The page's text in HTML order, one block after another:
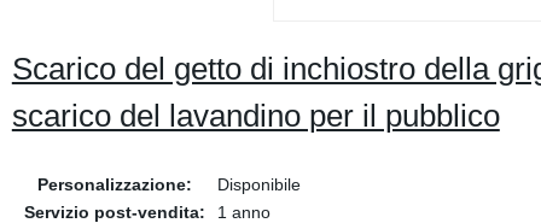
Scarico del getto di inchiostro della
scarico del lavandino per il pubblico
Personalizzazione:
Disponibile
Servizio post-vendita:
1 anno